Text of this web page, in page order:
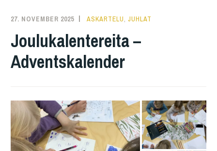
27. NOVEMBER 2025 KAREN
ASKARTELU ,JUHLAT
Joulukalentereita –
Adventskalender